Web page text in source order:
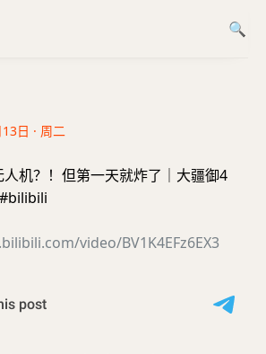
日 · 周二
人机？！但第一天就炸了｜大疆御4
video/BV1K4EFz6EX3